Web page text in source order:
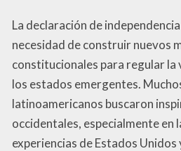
La declaración de
necesidad de construir nuevos
constitucionales para regular la
los estados emergentes.
latinoamericanos buscaron
occidentales, especialmente en
experiencias de Estados Unidos